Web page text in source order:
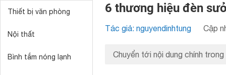
Thiết bị văn phòng
Nội thất
Bình tắm nóng lạnh
6 thương hiệu đèn
Tác giả: nguyendinhtung Cập
Chuyển tới nội dung chính trong